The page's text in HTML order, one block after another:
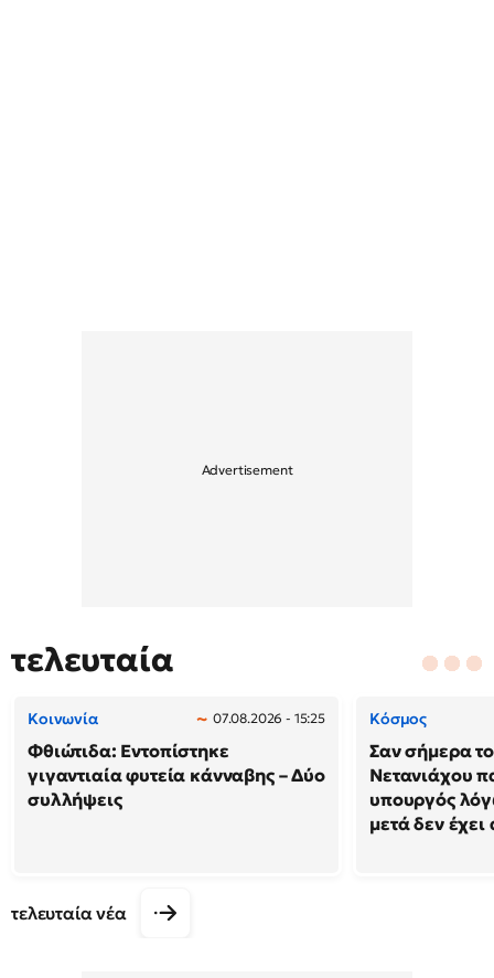
τελευταία
Κοινωνία 07.08.2026 - 15:25
Φθιώτιδα: Εντοπίστηκε
γιγαντιαία φυτεία κάνναβης – Δύο
συλλήψεις
Κόσμος
Σαν σήμερα
Νετανιάχου
υπουργός
μετά δεν έχει
τελευταία νέα